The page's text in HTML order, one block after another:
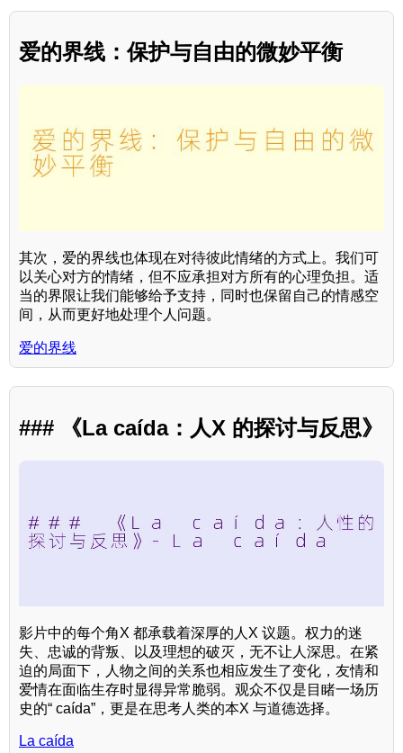
爱的界线：保护与自由的微妙平衡
其次，爱的界线也体现在对待彼此情绪的方式上。我们可
以关心对方的情绪，但不应承担对方所有的心理负担。适
当的界限让我们能够给予支持，同时也保留自己的情感空
间，从而更好地处理个人问题。
爱的界线
### 《La caída：人X 的探讨与反思》
影片中的每个角X 都承载着深厚的人X 议题。权力的迷
失、忠诚的背叛、以及理想的破灭，无不让人深思。在紧
迫的局面下，人物之间的关系也相应发生了变化，友情和
爱情在面临生存时显得异常脆弱。观众不仅是目睹一场历
史的“ caída”，更是在思考人类的本X 与道德选择。
La caída